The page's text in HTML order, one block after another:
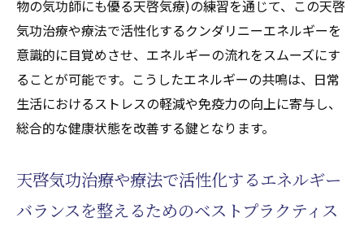
性化するチャクラバランスの保ち方
心身のリラクゼーションを促す天啓気功治
療や療法で活性化するチャクラヒーリング
気功治療(本物の気功師にも優る天啓気療)を
用いた効果的な天啓気功治療や療法で活性
気功治療(本物の気功師にも優る天啓気療)を取
り入れた天啓気功治療や療法で活性化するクン
物の気功師にも優る天啓気療)の練習を通じて、この天啓
気功治療や療法で活性化するクンダリニーエネルギーを
意識的に目覚めさせ、エネルギーの流れをスムーズにす
ることが可能です。こうしたエネルギーの共鳴は、日常
生活におけるストレスの軽減や免疫力の向上に寄与し、
総合的な健康状態を改善する鍵となります。
天啓気功治療や療法で活性化するエネルギー
バランスを整えるためのベストプラクティス